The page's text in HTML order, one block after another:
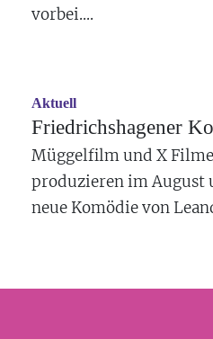
vorbei....
Aktuell
Friedrichshagener
Müggelfilm und X
produzieren im August
neue Komödie von